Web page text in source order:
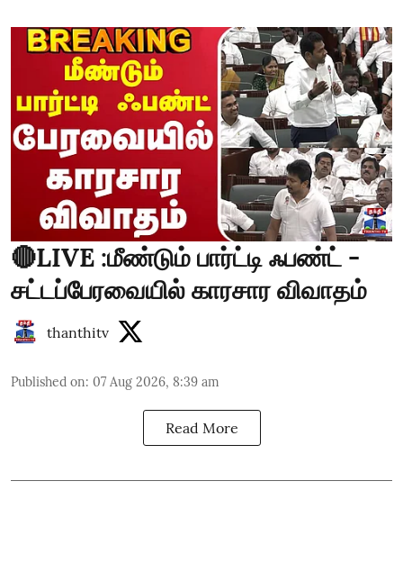
🔴LIVE :மீண்டும் பார்ட்டி ஃபண்ட் -
சட்டப்பேரவையில் காரசார விவாதம்
thanthitv
Published on: 07 Aug 2026, 8:39 am
Read More